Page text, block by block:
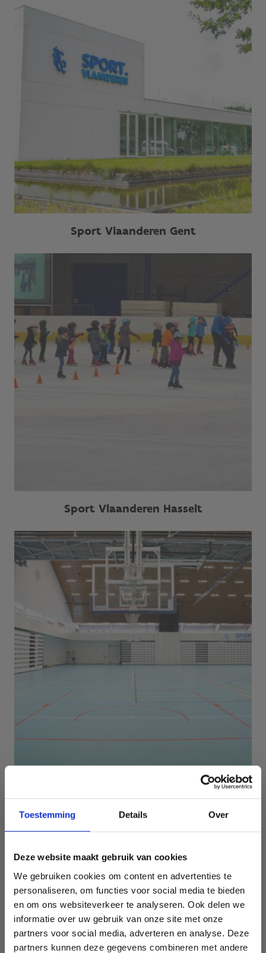
Toestemming Details Over
Deze website maakt gebruik van cookies
We gebruiken cookies om content en advertenties te
personaliseren, om functies voor social media te bieden
en om ons websiteverkeer te analyseren. Ook delen we
informatie over uw gebruik van onze site met onze
partners voor social media, adverteren en analyse. Deze
partners kunnen deze gegevens combineren met andere
Sport Vlaanderen Gent
Sport Vlaanderen Hasselt
Sport Vlaanderen Herentals